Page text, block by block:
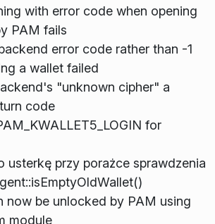
with error code when opening
PAM fails
error code rather than -1
a wallet failed
"unknown cipher" a
code
for
usterkę przy porażce sprawdzenia
now be unlocked by PAM using
module